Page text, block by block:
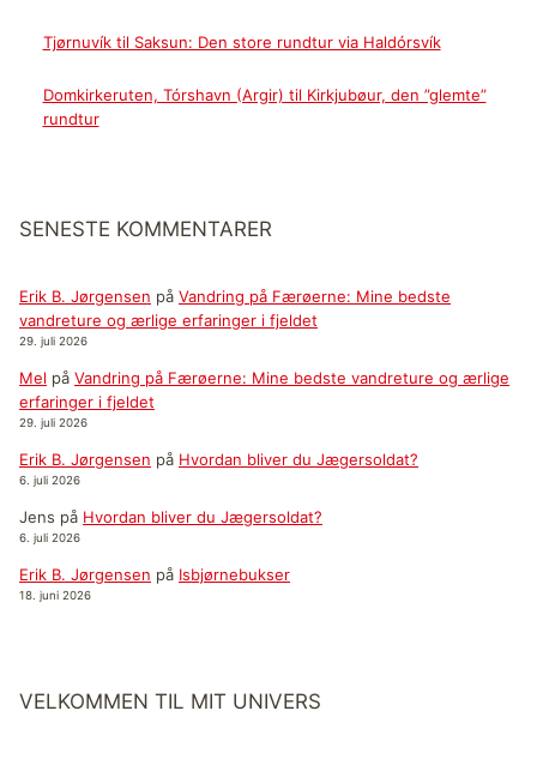
Tjørnuvík til Saksun: Den store rundtur via Haldórsvík
Domkirkeruten, Tórshavn (Argir) til Kirkjubøur, den ”glemte”
rundtur
SENESTE KOMMENTARER
Erik B. Jørgensen på Vandring på Færøerne: Mine bedste
vandreture og ærlige erfaringer i fjeldet
29. juli 2026
Mel på Vandring på Færøerne: Mine bedste vandreture og ærlige
erfaringer i fjeldet
29. juli 2026
Erik B. Jørgensen på Hvordan bliver du Jægersoldat?
6. juli 2026
Jens på Hvordan bliver du Jægersoldat?
6. juli 2026
Erik B. Jørgensen på Isbjørnebukser
18. juni 2026
VELKOMMEN TIL MIT UNIVERS